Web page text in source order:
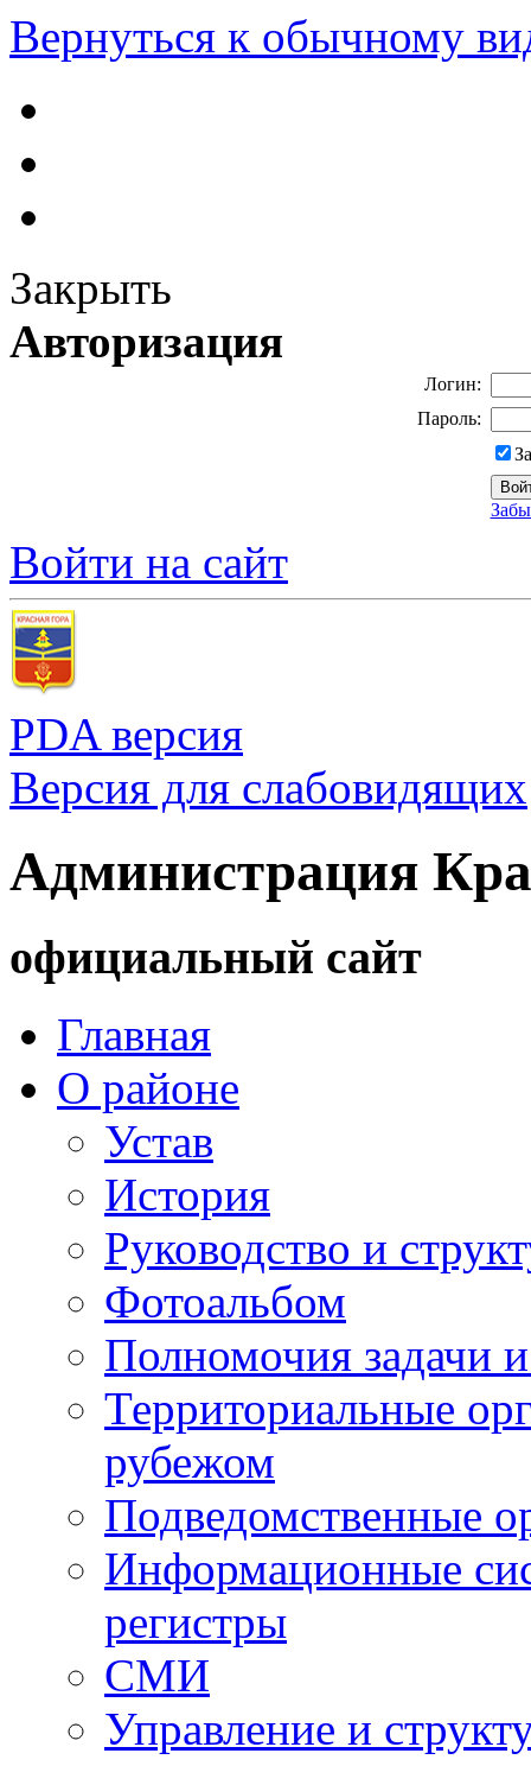
Вернуться к обычному
Закрыть
Авторизация
Логин:
Пароль:
Войти на сайт
PDA версия
Версия для слабовидящих
Администрация
официальный сайт
Главная
О районе
Устав
История
Руководство и
Фотоальбом
Полномочия задачи
Территориальные
рубежом
Подведомственные
Информационные
регистры
СМИ
Управление и